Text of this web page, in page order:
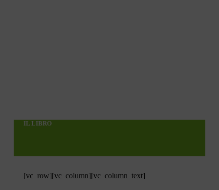
IL LIBRO
[vc_row][vc_column][vc_column_text]